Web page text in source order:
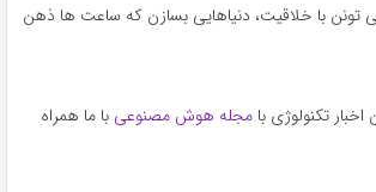
با خلاقیت، دنیاهایی بسازن که ساعت ها ذهن
تکنولوژی با مجله هوش مصنوعی با ما همراه